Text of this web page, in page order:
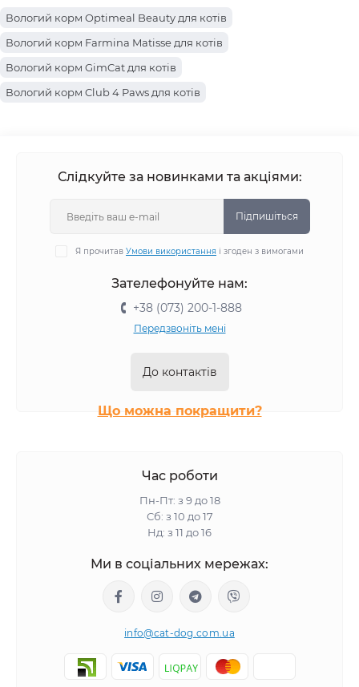
Вологий корм Optimeal Beauty для котів
Вологий корм Farmina Matisse для котів
Вологий корм GimCat для котів
Вологий корм Club 4 Paws для котів
Вологий корм Optimeal для котів
Вологий корм Simba для котів
Вологий корм BWild для котів
Вологий корм Monge для котів
Слідкуйте за новинками та акціями:
Підпишіться
Я прочитав Умови використання і згоден з вимогами
Зателефонуйте нам:
+38 (073) 200-1-888
Передзвоніть мені
До контактів
Що можна покращити?
Час роботи
Пн-Пт: з 9 до 18
Сб: з 10 до 17
Нд: з 11 до 16
Ми в соціальних мережах:
info@cat-dog.com.ua